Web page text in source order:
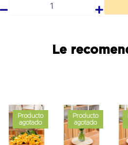
Le
Producto
agotado
Producto
agotado